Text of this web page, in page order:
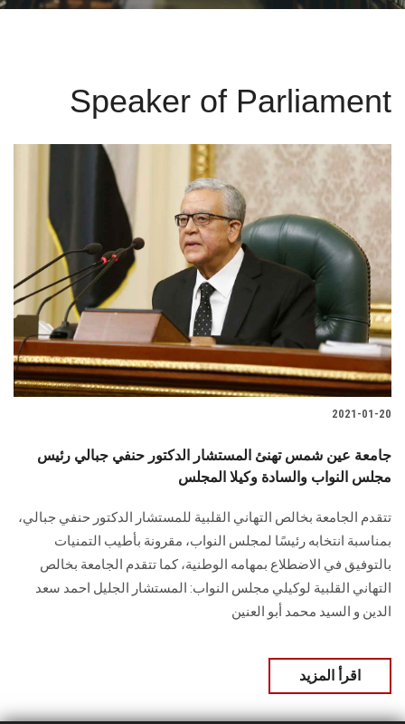
البحث العلمي
المراكز والوحدات
تواصل معنا
الطلاب
هيئة التدريس
الخريجين
الزائـرون
Speaker of Parliament
2021-01-20
جامعة عين شمس تهنئ المستشار الدكتور حنفي جبالي رئيس
مجلس النواب والسادة وكيلا المجلس
تتقدم الجامعة بخالص التهاني القلبية للمستشار الدكتور حنفي جبالي،
بمناسبة انتخابه رئيسًا لمجلس النواب، مقرونة بأطيب التمنيات
بالتوفيق في الاضطلاع بمهامه الوطنية، كما تتقدم الجامعة بخالص
التهاني القلبية لوكيلي مجلس النواب: المستشار الجليل احمد سعد
الدين و السيد محمد أبو العنين
اقرأ المزيد